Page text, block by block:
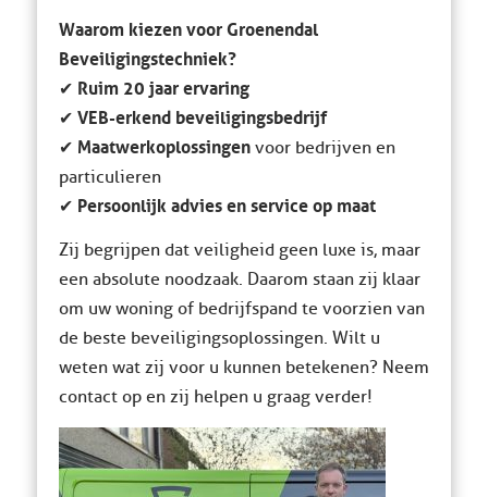
Waarom kiezen voor Groenendal
Beveiligingstechniek?
✔ Ruim 20 jaar ervaring
✔ VEB-erkend beveiligingsbedrijf
✔ Maatwerkoplossingenvoor bedrijven en
particulieren
✔ Persoonlijk advies en service op maat
Zij begrijpen dat veiligheid geen luxe is, maar
een absolute noodzaak. Daarom staan zij klaar
om uw woning of bedrijfspand te voorzien van
de beste beveiligingsoplossingen. Wilt u
weten wat zij voor u kunnen betekenen? Neem
contact op en zij helpen u graag verder!